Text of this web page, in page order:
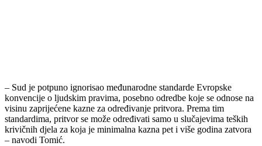
– Sud je potpuno ignorisao međunarodne standarde Evropske
konvencije o ljudskim pravima, posebno odredbe koje se odnose na
visinu zaprijećene kazne za određivanje pritvora. Prema tim
standardima, pritvor se može određivati samo u slučajevima teških
krivičnih djela za koja je minimalna kazna pet i više godina zatvora
– navodi Tomić.